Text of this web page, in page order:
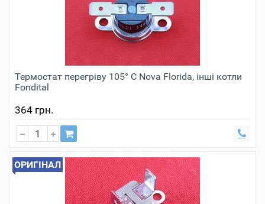
Термостат перегріву 105° С Nova Florida, інші котли
Fondital
364 грн.
ОРИГІНАЛ